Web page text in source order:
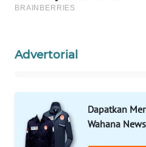
Advertorial
Dapatkan
Wahana News
WISATA
Wahana
Network